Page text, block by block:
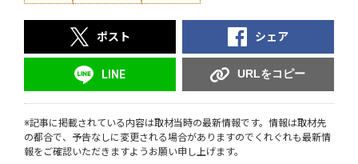
ポスト シェア
LINE URLをコピー
※記事に掲載されている内容は取材当時の最新情報です。情報は取材先
の都合で、予告なしに変更される場合がありますのでくれぐれも最新情
報をご確認いただきますようお願い申し上げます。